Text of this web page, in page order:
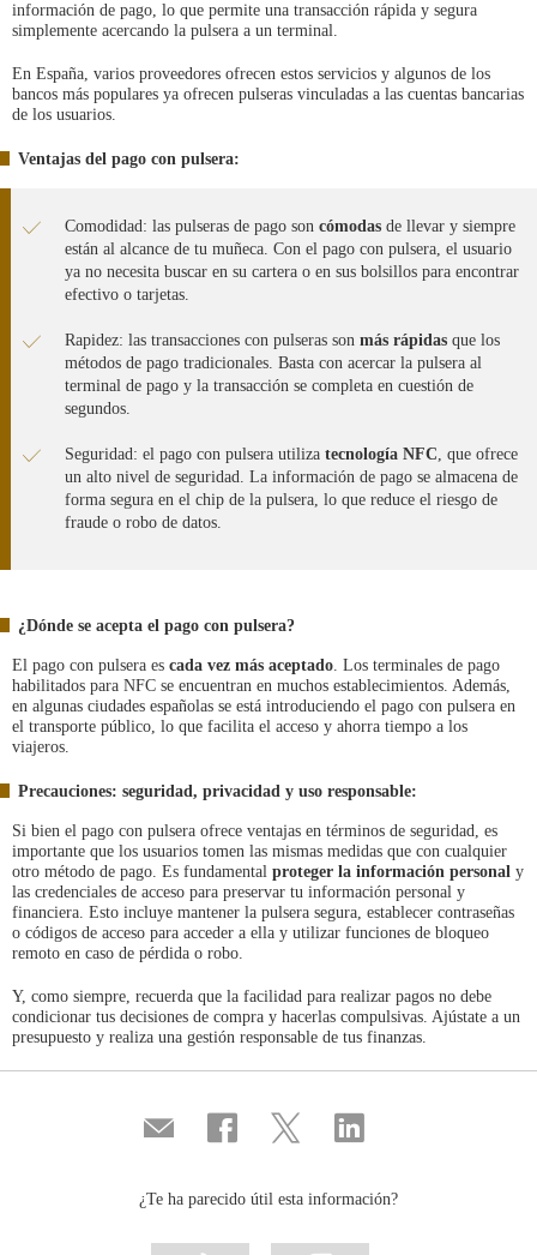
información de pago, lo que permite una transacción rápida y segura
simplemente acercando la pulsera a un terminal.
En España, varios proveedores ofrecen estos servicios y algunos de los
bancos más populares ya ofrecen pulseras vinculadas a las cuentas bancarias
de los usuarios.
Ventajas del pago con pulsera:
Comodidad: las pulseras de pago son cómodas de llevar y siempre
están al alcance de tu muñeca. Con el pago con pulsera, el usuario
ya no necesita buscar en su cartera o en sus bolsillos para encontrar
efectivo o tarjetas.
Rapidez: las transacciones con pulseras son más rápidas que los
métodos de pago tradicionales. Basta con acercar la pulsera al
terminal de pago y la transacción se completa en cuestión de
segundos.
Seguridad: el pago con pulsera utiliza tecnología NFC, que ofrece
un alto nivel de seguridad. La información de pago se almacena de
forma segura en el chip de la pulsera, lo que reduce el riesgo de
fraude o robo de datos.
¿Dónde se acepta el pago con pulsera?
El pago con pulsera es cada vez más aceptado. Los terminales de pago
habilitados para NFC se encuentran en muchos establecimientos. Además,
en algunas ciudades españolas se está introduciendo el pago con pulsera en
el transporte público, lo que facilita el acceso y ahorra tiempo a los
viajeros.
Precauciones: seguridad, privacidad y uso responsable:
Si bien el pago con pulsera ofrece ventajas en términos de seguridad, es
importante que los usuarios tomen las mismas medidas que con cualquier
otro método de pago. Es fundamental proteger la información personal y
las credenciales de acceso para preservar tu información personal y
financiera. Esto incluye mantener la pulsera segura, establecer contraseñas
o códigos de acceso para acceder a ella y utilizar funciones de bloqueo
remoto en caso de pérdida o robo.
Y, como siempre, recuerda que la facilidad para realizar pagos no debe
condicionar tus decisiones de compra y hacerlas compulsivas. Ajústate a un
presupuesto y realiza una gestión responsable de tus finanzas.
Compartir
por
Compartir
en
Compartir
en
Compartir
en
¿Te ha parecido útil esta información?